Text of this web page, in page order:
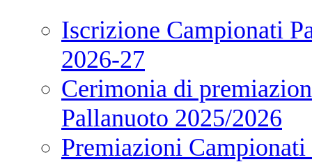
Iscrizione Campionati
2026-27
Cerimonia di
Pallanuoto 2025/2026
Premiazioni